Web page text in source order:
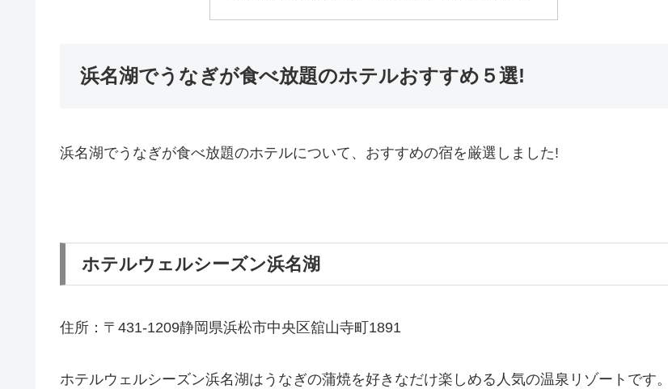
浜名湖でうなぎが食べ放題のホテルおすすめ５選!
浜名湖でうなぎが食べ放題のホテルについて、おすすめの宿を厳選しました!
ホテルウェルシーズン浜名湖
住所：〒431-1209静岡県浜松市中央区舘山寺町1891
ホテルウェルシーズン浜名湖はうなぎの蒲焼を好きなだけ楽しめる人気の温泉リゾートです。